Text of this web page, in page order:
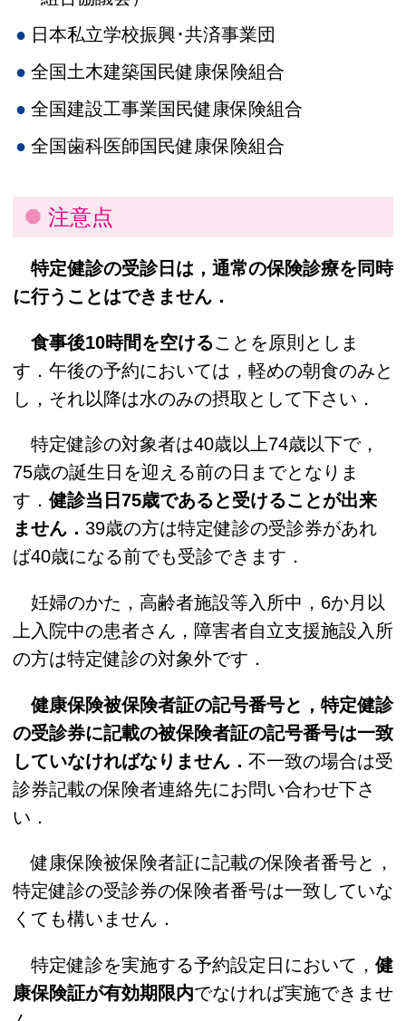
日本私立学校振興･共済事業団
全国土木建築国民健康保険組合
全国建設工事業国民健康保険組合
全国歯科医師国民健康保険組合
注意点
特定健診の受診日は，通常の保険診療を同時
に行うことはできません．
食事後10時間を空けることを原則としま
す．午後の予約においては，軽めの朝食のみと
し，それ以降は水のみの摂取として下さい．
特定健診の対象者は40歳以上74歳以下で，
75歳の誕生日を迎える前の日までとなりま
す． 健診当日75歳であると受けることが出来
ません． 39歳の方は特定健診の受診券があれ
ば40歳になる前でも受診できます．
妊婦のかた，高齢者施設等入所中，6か月以
上入院中の患者さん，障害者自立支援施設入所
の方は特定健診の対象外です．
健康保険被保険者証の記号番号と，特定健診
の受診券に記載の被保険者証の記号番号は一致
していなければなりません． 不一致の場合は受
診券記載の保険者連絡先にお問い合わせ下さ
い．
健康保険被保険者証に記載の保険者番号と，
特定健診の受診券の保険者番号は一致していな
くても構いません．
特定健診を実施する予約設定日において， 健
康保険証が有効期限内でなければ実施できませ